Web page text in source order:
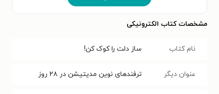
مشخصات کتاب الکترونیکی
نام کتاب ساز دلت را کوک کن!
عنوان دیگر ترفندهای نوین مدیتیشن در ۲۸ روز